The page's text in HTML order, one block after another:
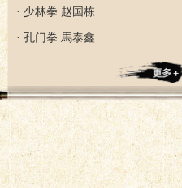
· 少林拳 赵国栋
· 孔门拳 馬泰鑫